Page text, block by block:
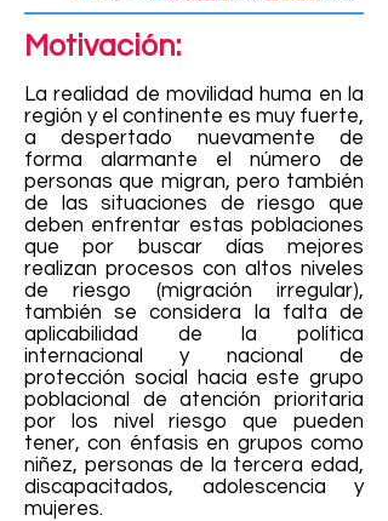
Motivación:
La realidad de movilidad huma en la
región y el continente es muy fuerte,
a despertado nuevamente de
forma alarmante el número de
personas que migran, pero también
de las situaciones de riesgo que
deben enfrentar estas poblaciones
que por buscar días mejores
realizan procesos con altos niveles
de riesgo (migración irregular),
también se considera la falta de
aplicabilidad de la política
internacional y nacional de
protección social hacia este grupo
poblacional de atención prioritaria
por los nivel riesgo que pueden
tener, con énfasis en grupos como
niñez, personas de la tercera edad,
discapacitados, adolescencia y
mujeres.